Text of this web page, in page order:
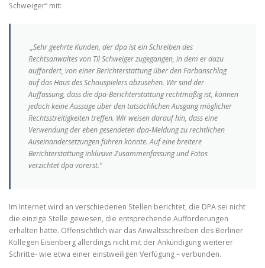
Schweiger“ mit:
„Sehr geehrte Kunden, der dpa ist ein Schreiben des
Rechtsanwaltes von Til Schweiger zugegangen, in dem er dazu
auffordert, von einer Berichterstattung über den Farbanschlag
auf das Haus des Schauspielers abzusehen. Wir sind der
Auffassung, dass die dpa-Berichterst­attung rechtmäßig ist, können
jedoch keine Aussage über den tatsächlichen Ausgang möglicher
Rechtsstreitigkeiten treffen. Wir weisen darauf hin, dass eine
Verwendung der eben gesendeten dpa-Meldung zu rechtlichen
Auseinandersetz­ungen führen könnte. Auf eine breitere
Berichterstattung inklusive Zusammenfassung­ und Fotos
verzichtet dpa vorerst.“
Im Internet wird an verschiedenen Stellen berichtet, die DPA sei nicht
die einzige Stelle gewesen, die entsprechende Aufforderungen
erhalten hätte. Offensichtlich war das Anwaltsschreiben des Berliner
Kollegen Eisenberg allerdings nicht mit der Ankündigung weiterer
Schritte- wie etwa einer einstweiligen Verfügung – verbunden.